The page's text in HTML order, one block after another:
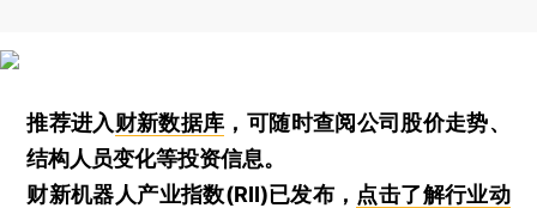
推荐进入财新数据库 ，可随时查阅公司股价走势、
结构人员变化等投资信息。
财新机器人产业指数(RII)已发布， 点击了解行业动